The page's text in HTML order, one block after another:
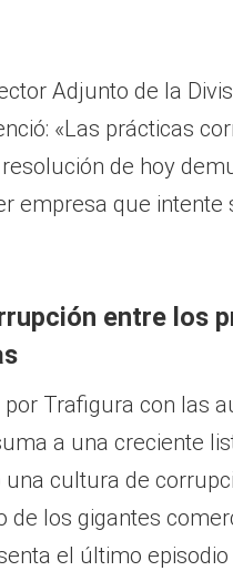
Adjunto de la
«Las prácticas
de hoy
empresa que intente
entre los
s
Trafigura con las
a una creciente
cultura de
de los gigantes
el último